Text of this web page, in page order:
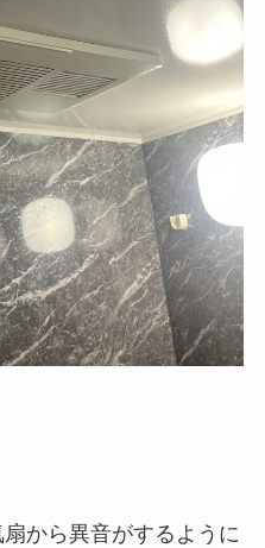
から異音がするように